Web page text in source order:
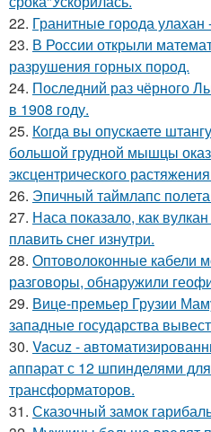
22. Гранитные города улахан
23. В России открыли
разрушения горных пород.
24. Последний раз чёрного
в 1908 году.
25. Когда вы опускаете
большой грудной мышцы
эксцентрического
26. Эпичный таймлапс
27. Наса показало, как
плавить снег изнутри.
28. Оптоволоконные кабели
разговоры, обнаружили
29. Вице-премьер Грузии
западные государства
30. Vacuz -
аппарат с 12 шпинделями
трансформаторов.
31. Сказочный замок